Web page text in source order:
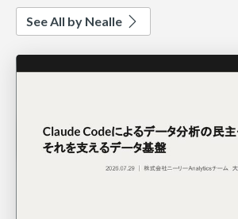
See All by Nealle